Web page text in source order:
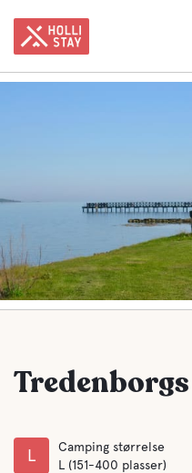
L
Camping størrelse
L (151-400 plasser)